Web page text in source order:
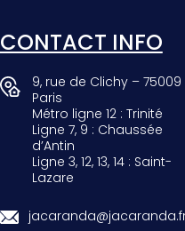
CONTACT INFO
9, rue de Clichy – 75009
Paris
Métro ligne 12 : Trinité
Ligne 7, 9 : Chaussée
d’Antin
Ligne 3, 12, 13, 14 : Saint-
Lazare